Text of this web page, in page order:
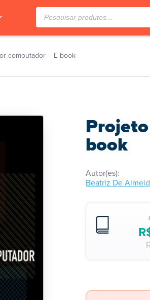
Pesquisar
produtos
computador – E-book
book
Autor(es):
Beatriz De